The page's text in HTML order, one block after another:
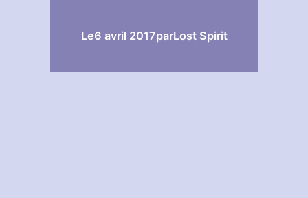
Le6 avril 2017parLost Spirit